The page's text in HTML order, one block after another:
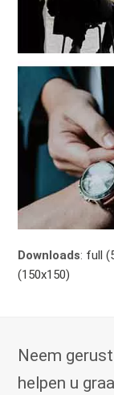
Downloads: full
(150x150)
Neem
helpen u